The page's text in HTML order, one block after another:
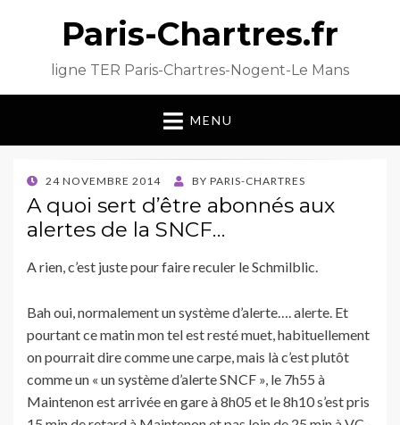
Paris-Chartres.fr
ligne TER Paris-Chartres-Nogent-Le Mans
MENU
POSTED
ON
24 NOVEMBRE 2014 BY PARIS-CHARTRES
A quoi sert d’être abonnés aux
alertes de la SNCF…
A rien, c’est juste pour faire reculer le Schmilblic.
Bah oui, normalement un système d’alerte…. alerte. Et
pourtant ce matin mon tel est resté muet, habituellement
on pourrait dire comme une carpe, mais là c’est plutôt
comme un « un système d’alerte SNCF », le 7h55 à
Maintenon est arrivée en gare à 8h05 et le 8h10 s’est pris